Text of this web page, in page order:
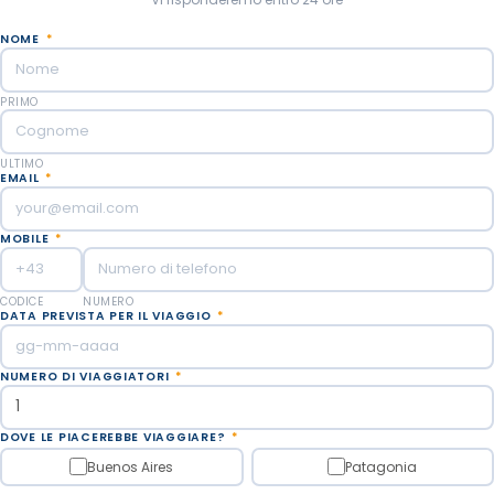
NOME *
PRIMO
ULTIMO
EMAIL *
MOBILE *
CODICE
NUMERO
DATA PREVISTA PER IL VIAGGIO *
NUMERO DI VIAGGIATORI *
DOVE LE PIACEREBBE VIAGGIARE? *
Buenos Aires Patagonia